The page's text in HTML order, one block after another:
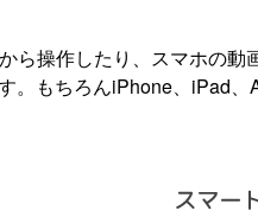
ら操作したり、スマホの
。もちろんiPhone、iPad